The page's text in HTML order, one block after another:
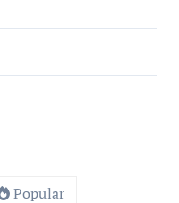
Popular